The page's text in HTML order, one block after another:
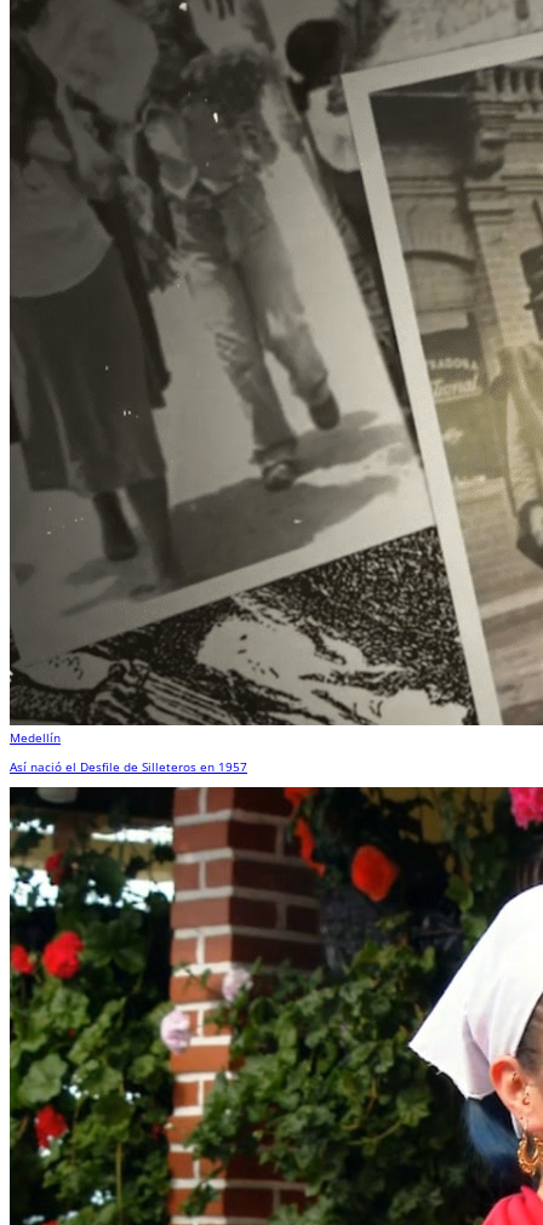
Medellín
Así nació el Desfile de Silleteros en 1957